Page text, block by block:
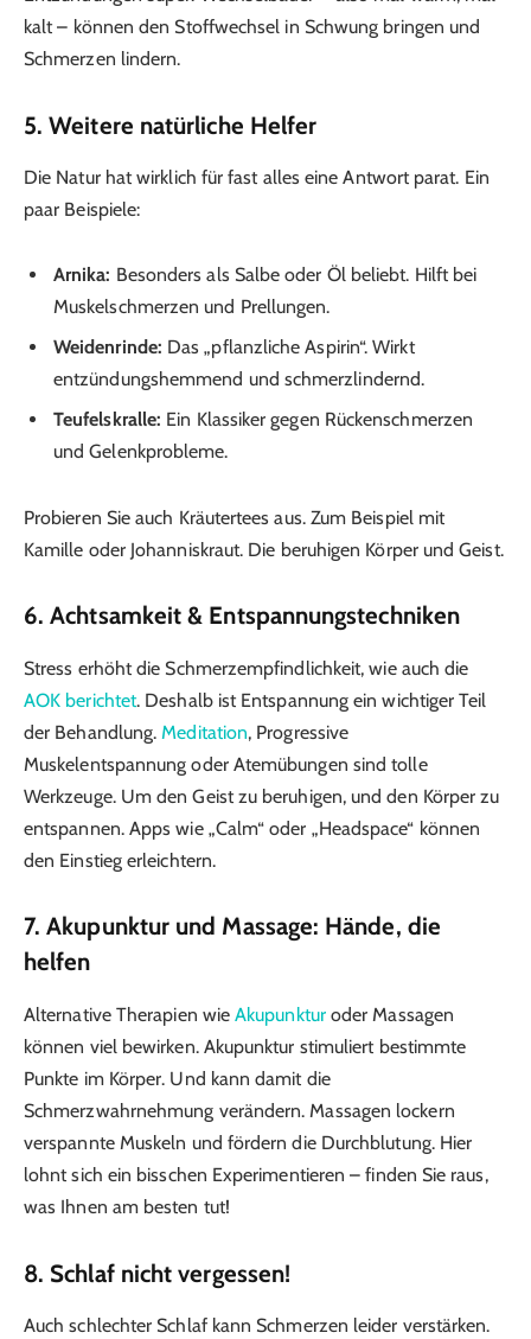
kalt – können den Stoffwechsel in Schwung bringen und
Schmerzen lindern.
5. Weitere natürliche Helfer
Die Natur hat wirklich für fast alles eine Antwort parat. Ein
paar Beispiele:
Arnika: Besonders als Salbe oder Öl beliebt. Hilft bei
Muskelschmerzen und Prellungen.
Weidenrinde: Das „pflanzliche Aspirin“. Wirkt
entzündungshemmend und schmerzlindernd.
Teufelskralle: Ein Klassiker gegen Rückenschmerzen
und Gelenkprobleme.
Probieren Sie auch Kräutertees aus. Zum Beispiel mit
Kamille oder Johanniskraut. Die beruhigen Körper und Geist.
6. Achtsamkeit & Entspannungstechniken
Stress erhöht die Schmerzempfindlichkeit, wie auch die
AOK berichtet. Deshalb ist Entspannung ein wichtiger Teil
der Behandlung. Meditation, Progressive
Muskelentspannung oder Atemübungen sind tolle
Werkzeuge. Um den Geist zu beruhigen, und den Körper zu
entspannen. Apps wie „Calm“ oder „Headspace“ können
den Einstieg erleichtern.
7. Akupunktur und Massage: Hände, die
helfen
Alternative Therapien wieAkupunkturoder Massagen
können viel bewirken. Akupunktur stimuliert bestimmte
Punkte im Körper. Und kann damit die
Schmerzwahrnehmung verändern. Massagen lockern
verspannte Muskeln und fördern die Durchblutung. Hier
lohnt sich ein bisschen Experimentieren – finden Sie raus,
was Ihnen am besten tut!
8. Schlaf nicht vergessen!
Auch schlechter Schlaf kann Schmerzen leider verstärken.